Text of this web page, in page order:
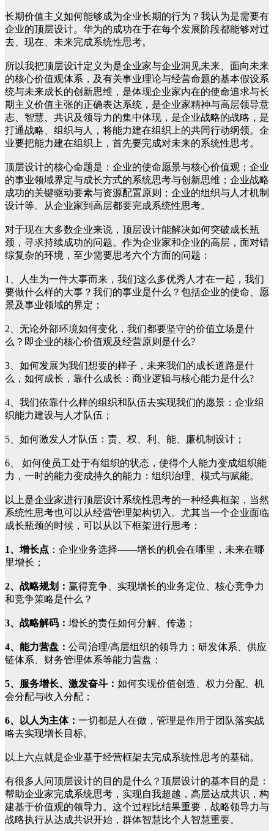
长期价值主义如何能够成为企业长期的行为？我认为是需要有
企业的顶层设计。华为的成功在于在每个发展阶段都能够对过
去、现在、未来完成系统性思考。
所以我把顶层设计定义为是企业家与企业洞见未来、面向未来
的核心价值观体系，及有关事业理论与经营命题的基本假设系
统与未来成长的创新思维，是体现企业家内在的使命追求与长
期主义价值主张的正确表达系统，是企业家精神与高层领导意
志、智慧、共识及领导力的集中体现，是企业战略的战略，是
打通战略、组织与人，将能力建在组织上的共同行动纲领。企
业要把能力建在组织上，首先要完成对未来的系统性思考。
顶层设计的核心命题是：企业的使命愿景与核心价值观；企业
的事业领域界定与成长方式的系统思考与创新思维；企业战略
成功的关键驱动要素与资源配置原则；企业的组织与人才机制
设计等。从企业家到高层都要完成系统性思考。
对于现在大多数企业来说，顶层设计能解决如何突破成长瓶
颈，寻求持续成功的问题。作为企业家和企业的高层，面对错
综复杂的环境，至少需要思考六个方面的问题：
1、人生为一件大事而来，我们这么多优秀人才在一起，我们
要做什么样的大事？我们的事业是什么？包括企业的使命、愿
景及事业领域的界定；
2、无论外部环境如何变化，我们都要坚守的价值立场是什
么？即企业的核心价值观及经营原则是什么?
3、如何发展为我们想要的样子，未来我们的成长道路是什
么，如何成长，靠什么成长：商业逻辑与核心能力是什么?
4、我们依靠什么样的组织和队伍去实现我们的愿景：企业组
织能力建设与人才队伍；
5、如何激发人才队伍：责、权、利、能、廉机制设计；
6、 如何使员工处于有组织的状态，使得个人能力变成组织能
力，一时的能力变成持久的能力：组织治理、模式与赋能。
以上是企业家进行顶层设计系统性思考的一种经典框架，当然
系统性思考也可以从经营管理架构切入。尤其当一个企业面临
成长瓶颈的时候，可以从以下框架进行思考：
1、增长点 ：企业业务选择——增长的机会在哪里，未来在哪
里增长；
2、战略规划： 赢得竞争、实现增长的业务定位、核心竞争力
和竞争策略是什么？
3、战略解码： 增长的责任如何分解、传递；
4、能力营盘： 公司治理/高层组织的领导力；研发体系、供应
链体系、财务管理体系等能力营盘；
5、服务增长、激发奋斗： 如何实现价值创造、权力分配、机
会分配与收入分配；
6、以人为主体： 一切都是人在做，管理是作用于团队落实战
略去实现增长目标。
以上六点就是企业基于经营框架去完成系统性思考的基础。
有很多人问顶层设计的目的是什么？顶层设计的基本目的是：
帮助企业家完成系统思考，实现自我超越，高层达成共识，构
建基于价值观的领导力。这个过程比结果重要，战略领导力与
战略执行从达成共识开始，群体智慧比个人智慧重要。